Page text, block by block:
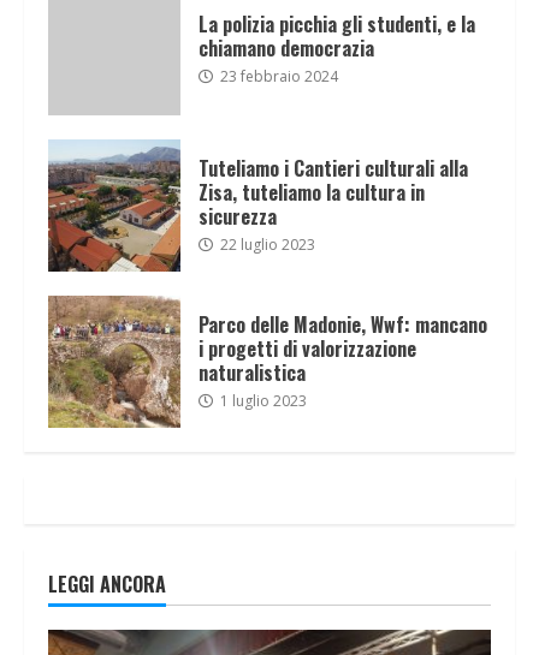
La polizia picchia gli studenti, e la
chiamano democrazia
23 febbraio 2024
Tuteliamo i Cantieri culturali alla
Zisa, tuteliamo la cultura in
sicurezza
22 luglio 2023
Parco delle Madonie, Wwf: mancano
i progetti di valorizzazione
naturalistica
1 luglio 2023
LEGGI ANCORA